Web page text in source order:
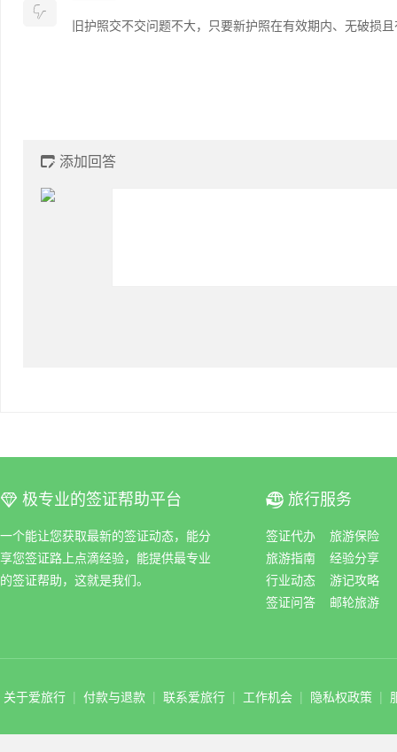

旧护照交不交问题不大，只要新护照在有效期内、无破损
 添加回答
ꀆ 极专业的签证帮助平台
一个能让您获取最新的签证动态，能分
享您签证路上点滴经验，能提供最专业
的签证帮助，这就是我们。
ꀇ 旅行服务
签证代办
旅游保险
旅游指南
经验分享
行业动态
游记攻略
签证问答
邮轮旅游
关于爱旅行 | 付款与退款 | 联系爱旅行 | 工作机会 | 隐私权政策 |